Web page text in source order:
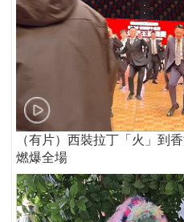
（有片）西裝拉丁「火」到
燃爆全場